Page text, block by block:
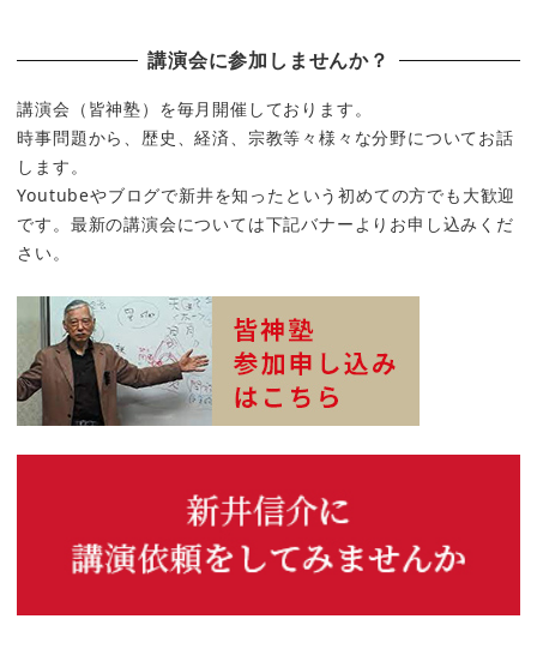
講演会に参加しませんか？
講演会（皆神塾）を毎月開催しております。
時事問題から、歴史、経済、宗教等々様々な分野についてお話
します。
Youtubeやブログで新井を知ったという初めての方でも大歓迎
です。最新の講演会については下記バナーよりお申し込みくだ
さい。